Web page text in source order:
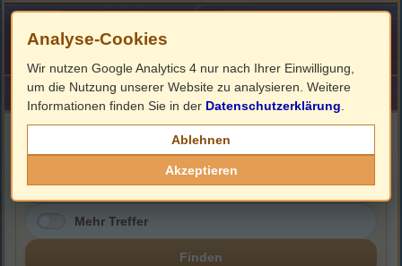
HOME ImpressumLinks
Filmbeschreibung, Cover & DVD Infos
Mehr Treffer
Finden
Analyse-Cookies
Wir nutzen Google Analytics 4 nur nach Ihrer Einwilligung,
um die Nutzung unserer Website zu analysieren. Weitere
Informationen finden Sie in der Datenschutzerklärung
Ablehnen
Akzeptieren